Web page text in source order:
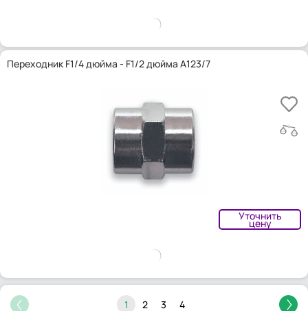
Переходник F1/4 дюйма - F1/2 дюйма A123/7
Уточнить
цену
1 2 3 4